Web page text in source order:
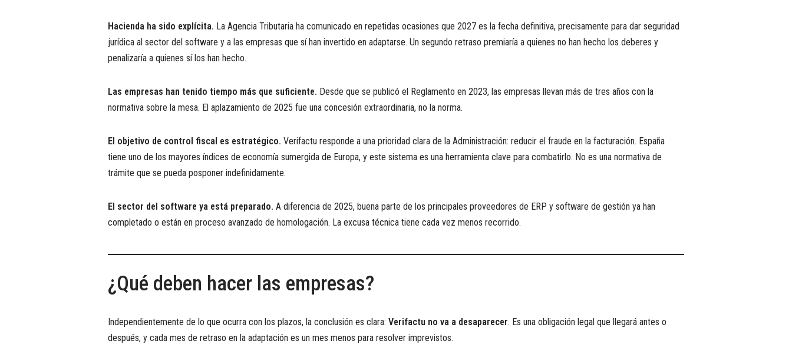
Hacienda ha sido explícita. La Agencia Tributaria ha comunicado en repetidas ocasiones que 2027 es la fecha definitiva, precisamente para dar seguridad
jurídica al sector del software y a las empresas que sí han invertido en adaptarse. Un segundo retraso premiaría a quienes no han hecho los deberes y
penalizaría a quienes sí los han hecho.
Las empresas han tenido tiempo más que suficiente. Desde que se publicó el Reglamento en 2023, las empresas llevan más de tres años con la
normativa sobre la mesa. El aplazamiento de 2025 fue una concesión extraordinaria, no la norma.
El objetivo de control fiscal es estratégico. Verifactu responde a una prioridad clara de la Administración: reducir el fraude en la facturación. España
tiene uno de los mayores índices de economía sumergida de Europa, y este sistema es una herramienta clave para combatirlo. No es una normativa de
trámite que se pueda posponer indefinidamente.
El sector del software ya está preparado. A diferencia de 2025, buena parte de los principales proveedores de ERP y software de gestión ya han
completado o están en proceso avanzado de homologación. La excusa técnica tiene cada vez menos recorrido.
¿Qué deben hacer las empresas?
Independientemente de lo que ocurra con los plazos, la conclusión es clara: Verifactu no va a desaparecer. Es una obligación legal que llegará antes o
después, y cada mes de retraso en la adaptación es un mes menos para resolver imprevistos.